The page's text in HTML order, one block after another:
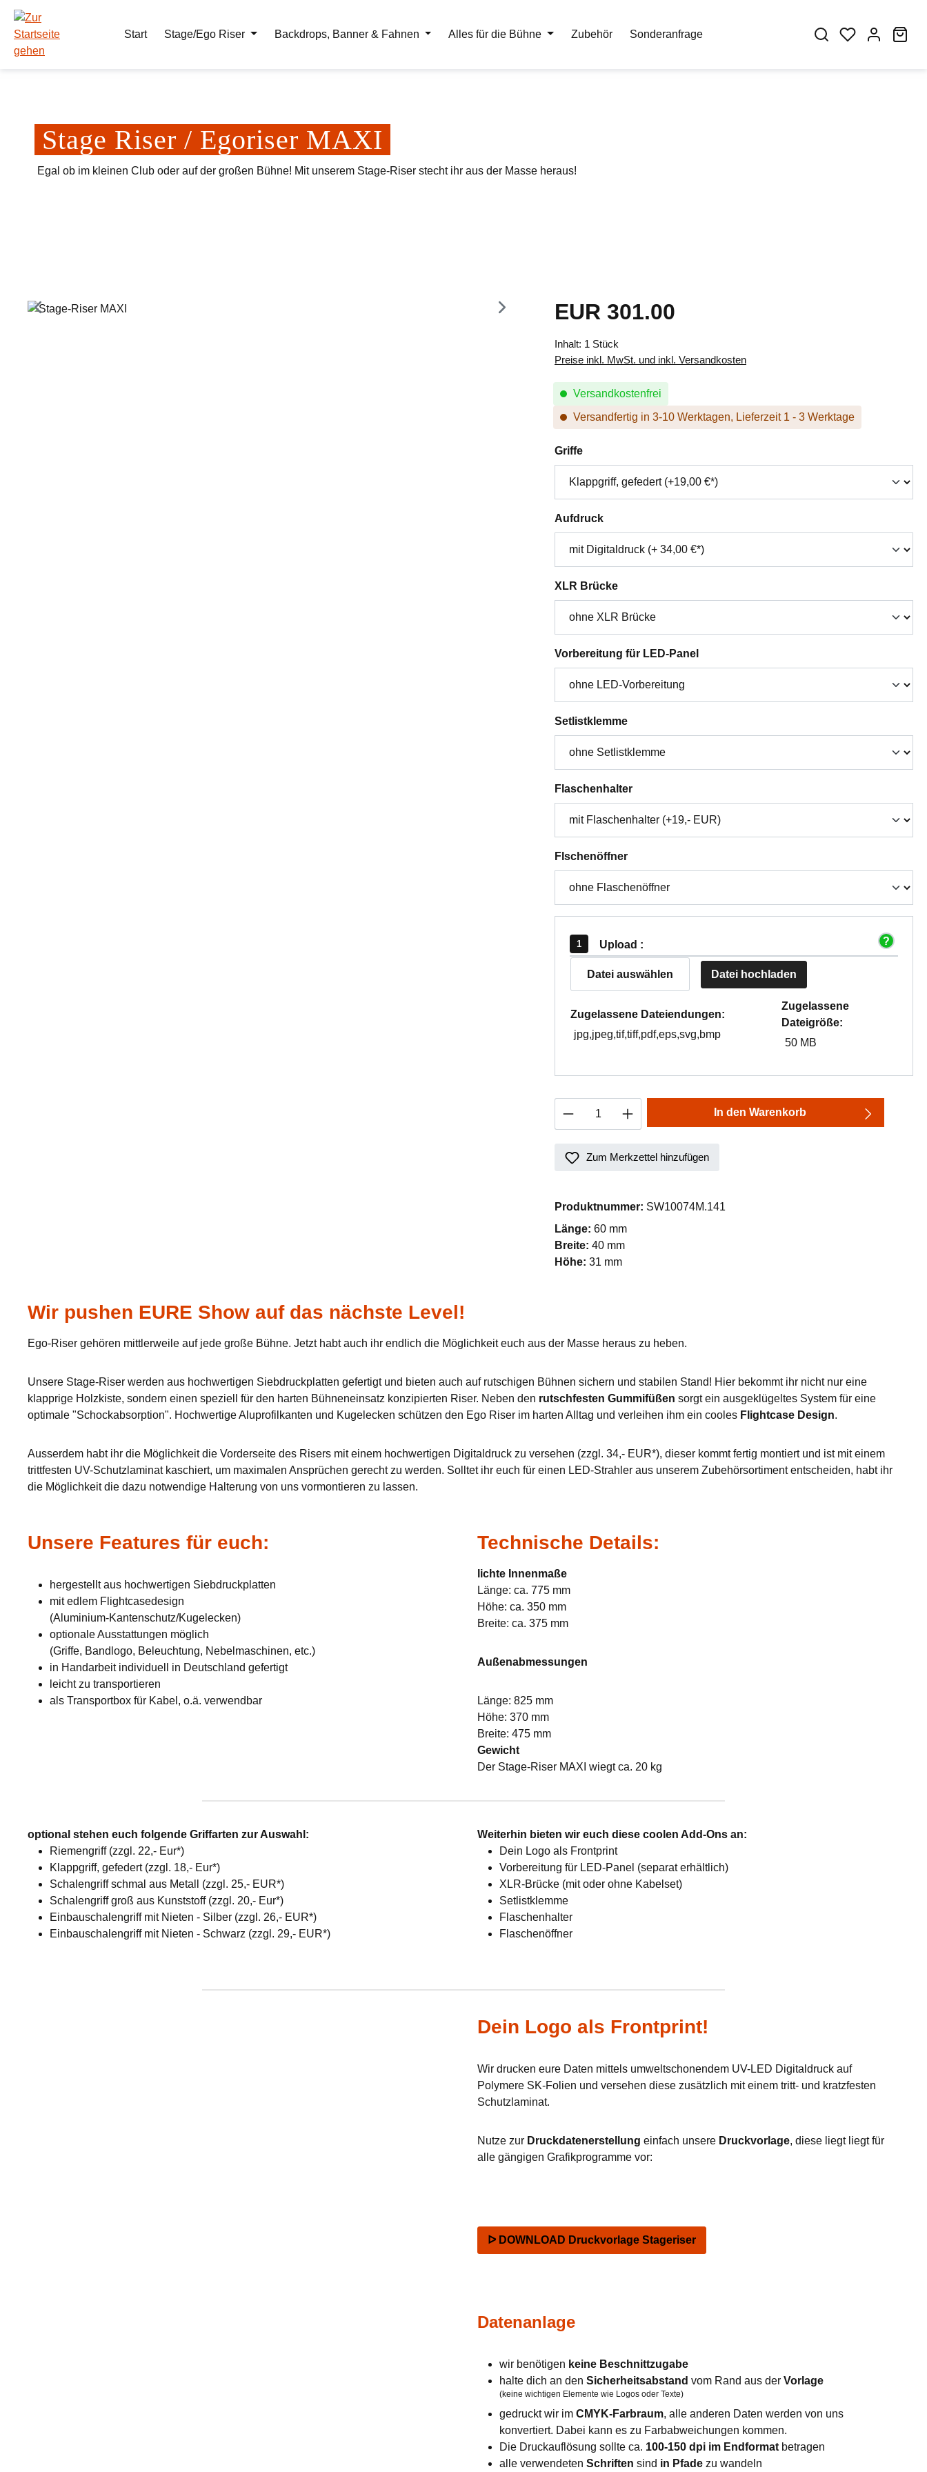
Hauptinhalt springen
Zur Suche springen
Zur Hauptnavigation springen
Start
Stage/Ego Riser Backdrops, Banner & Fahnen Alles für die Bühne Zubehör Sonderanfrage
Stage Riser / Egoriser MAXI
Egal ob im kleinen Club oder auf der großen Bühne! Mit unserem Stage-Riser stecht ihr aus der Masse heraus!
Bildergalerie überspringen Regulärer Preis:
EUR 301.00
Inhalt: 1 Stück
Preise inkl. MwSt. und inkl. Versandkosten
Versandkostenfrei
Versandfertig in 3-10 Werktagen, Lieferzeit 1 - 3 Werktage
Griffeauswählen
Aufdruckauswählen
XLR Brückeauswählen
Vorbereitung für LED-Panelauswählen
Setlistklemmeauswählen
Flaschenhalterauswählen
Flschenöffnerauswählen
Upload :
Datei auswählen Datei hochladen
Zugelassene Dateiendungen:
jpg,jpeg,tif,tiff,pdf,eps,svg,bmp
Zugelassene
Dateigröße:
50 MB
Produkt Anzahl: Gib den gewünschten Wert ein
In den Warenkorb
Zum Merkzettel hinzufügen
Produktnummer: SW10074M.141
Länge: 60 mm
Breite: 40 mm
Höhe: 31 mm
Wir pushen EURE Show auf das nächste Level!
Ego-Riser gehören mittlerweile auf jede große Bühne. Jetzt habt auch ihr endlich die Möglichkeit euch aus der Masse heraus zu heben.
Unsere Stage-Riser werden aus hochwertigen Siebdruckplatten gefertigt und bieten auch auf rutschigen Bühnen sichern und stabilen Stand! Hier bekommt ihr nicht nur eine
klapprige Holzkiste, sondern einen speziell für den harten Bühneneinsatz konzipierten Riser. Neben den rutschfesten Gummifüßen sorgt ein ausgeklügeltes System für eine
optimale "Schockabsorption". Hochwertige Aluprofilkanten und Kugelecken schützen den Ego Riser im harten Alltag und verleihen ihm ein cooles Flightcase Design.
Ausserdem habt ihr die Möglichkeit die Vorderseite des Risers mit einem hochwertigen Digitaldruck zu versehen (zzgl. 34,- EUR*), dieser kommt fertig montiert und ist mit einem
trittfesten UV-Schutzlaminat kaschiert, um maximalen Ansprüchen gerecht zu werden. Solltet ihr euch für einen LED-Strahler aus unserem Zubehörsortiment entscheiden, habt ihr
die Möglichkeit die dazu notwendige Halterung von uns vormontieren zu lassen.
Unsere Features für euch:
hergestellt aus hochwertigen Siebdruckplatten
mit edlem Flightcasedesign
(Aluminium-Kantenschutz/Kugelecken)
optionale Ausstattungen möglich
(Griffe, Bandlogo, Beleuchtung, Nebelmaschinen, etc.)
in Handarbeit individuell in Deutschland gefertigt
leicht zu transportieren
als Transportbox für Kabel, o.ä. verwendbar
Technische Details:
lichte Innenmaße
Länge: ca. 775 mm
Höhe: ca. 350 mm
Breite: ca. 375 mm
Außenabmessungen
Länge: 825 mm
Höhe: 370 mm
Breite: 475 mm
Gewicht
Der Stage-Riser MAXI wiegt ca. 20 kg
optional stehen euch folgende Griffarten zur Auswahl:
Riemengriff (zzgl. 22,- Eur*)
Klappgriff, gefedert (zzgl. 18,- Eur*)
Schalengriff schmal aus Metall (zzgl. 25,- EUR*)
Schalengriff groß aus Kunststoff (zzgl. 20,- Eur*)
Einbauschalengriff mit Nieten - Silber (zzgl. 26,- EUR*)
Einbauschalengriff mit Nieten - Schwarz (zzgl. 29,- EUR*)
Weiterhin bieten wir euch diese coolen Add-Ons an:
Dein Logo als Frontprint
Vorbereitung für LED-Panel (separat erhältlich)
XLR-Brücke (mit oder ohne Kabelset)
Setlistklemme
Flaschenhalter
Flaschenöffner
Dein Logo als Frontprint!
Wir drucken eure Daten mittels umweltschonendem UV-LED Digitaldruck auf
Polymere SK-Folien und versehen diese zusätzlich mit einem tritt- und kratzfesten
Schutzlaminat.
Nutze zur Druckdatenerstellung einfach unsere Druckvorlage, diese liegt liegt für
alle gängigen Grafikprogramme vor:
ᐅ DOWNLOAD Druckvorlage Stageriser
Datenanlage
wir benötigen keine Beschnittzugabe
halte dich an den Sicherheitsabstand vom Rand aus der Vorlage
(keine wichtigen Elemente wie Logos oder Texte)
gedruckt wir im CMYK-Farbraum, alle anderen Daten werden von uns
konvertiert. Dabei kann es zu Farbabweichungen kommen.
Die Druckauflösung sollte ca. 100-150 dpi im Endformat betragen
alle verwendeten Schriften sind in Pfade zu wandeln